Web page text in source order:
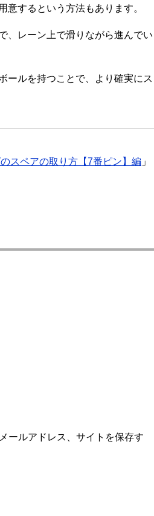
意するという方法もあります。
、レーン上で滑りながら進んでい
ールを持つことで、より確実にス
スペアの取り方【7番ピン】編 」
ールアドレス、サイトを保存す